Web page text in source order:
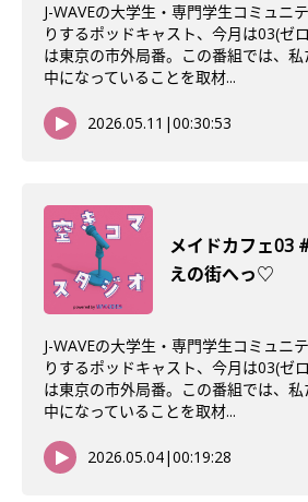
J-WAVEの大学生・専門学生コミュニ
りするポッドキャスト、今月は03(ゼ
は東京の市外局番。この番組では、私
中になっていることを取材...
2026.05.11 |00:30:53
メイドカフェ03
えの街へっ♡
J-WAVEの大学生・専門学生コミュニ
りするポッドキャスト、今月は03(ゼ
は東京の市外局番。この番組では、私
中になっていることを取材...
2026.05.04|00:19:28